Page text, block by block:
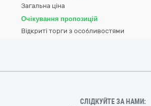
Загальна ціна
Очікування пропозицій
Відкриті торги з особливостями
СЛІДКУЙТЕ ЗА НАМИ: